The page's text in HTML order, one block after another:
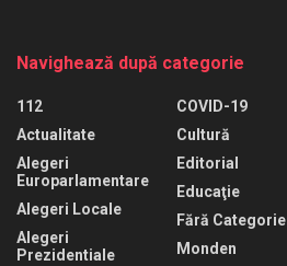
Navighează după categorie
112
Actualitate
Alegeri
Europarlamentare
Alegeri Locale
Alegeri
Prezidentiale
COVID-19
Cultură
Editorial
Educaţie
Fără Categorie
Monden